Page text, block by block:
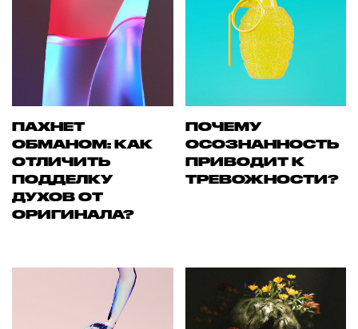
ПАХНЕТ
ОБМАНОМ: КАК
ОТЛИЧИТЬ
ПОДДЕЛКУ
ДУХОВ ОТ
ОРИГИНАЛА?
ПОЧЕМУ
ОСОЗНАННОСТЬ
ПРИВОДИТ К
ТРЕВОЖНОСТИ?